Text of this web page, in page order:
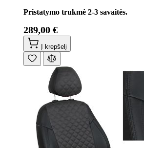
Pristatymo trukmė 2-3 savaitės.
289,00 €
Į krepšelį